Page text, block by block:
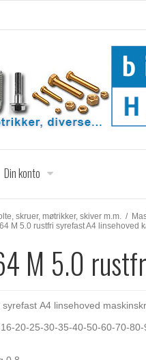
Din konto
skruer, møtrikker, skiver m.m. /
M 5.0 rustfri syrefast A4 linsehoved
M 5.0
A4 linsehoved
20-25-30-35-40-50-60-70-